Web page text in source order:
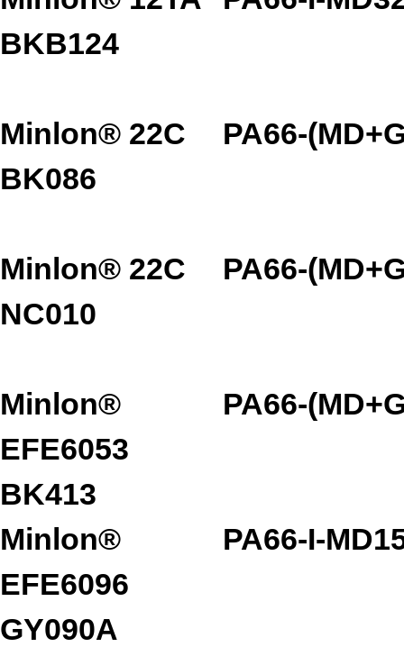
BKB124
Minlon® 22C
BK086
PA66-
Minlon® 22C
NC010
PA66-
Minlon®
EFE6053
BK413
PA66-
Minlon®
EFE6096
GY090A
PA66-I-